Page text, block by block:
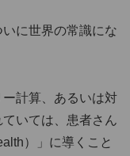
に世界の常識にな
計算、あるいは対
いては、患者さん
）」に導くこと